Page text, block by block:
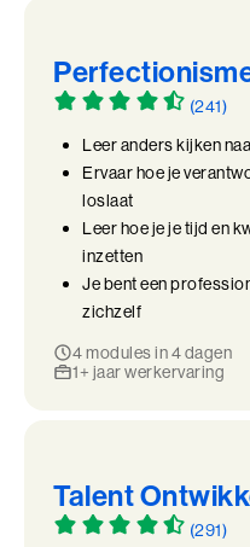
(241)
Leer anders kijken
Ervaar hoe je
loslaat
Leer hoe je je tijd en
inzetten
Je bent een
zichzelf
4 modules in 4 dagen
1+ jaar werkervaring
Talent
(291)